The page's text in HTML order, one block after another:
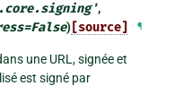
,
=False) [source] ¶
une URL, signée et
est signé par